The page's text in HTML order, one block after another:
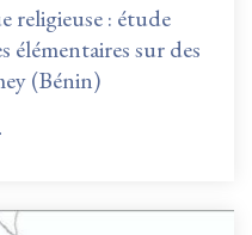
religieuse : étude
élémentaires sur des
(Bénin)